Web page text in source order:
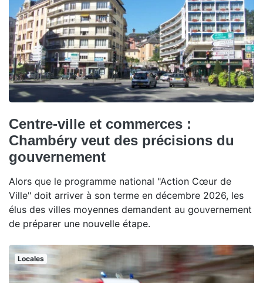
Centre-ville et commerces :
Chambéry veut des précisions du
gouvernement
Alors que le programme national "Action Cœur de
Ville" doit arriver à son terme en décembre 2026, les
élus des villes moyennes demandent au gouvernement
de préparer une nouvelle étape.
Locales